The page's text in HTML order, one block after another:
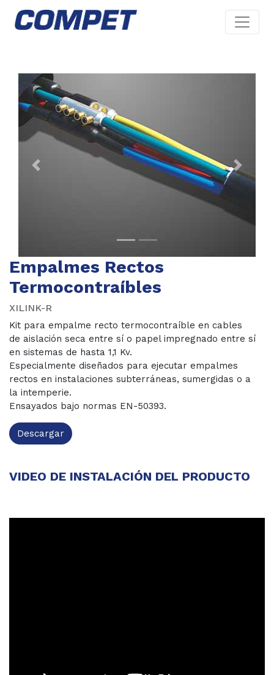
Previous Next
Empalmes Rectos
Termocontraíbles
XILINK-R
Kit para empalme recto termocontraíble en cables
de aislación seca entre sí o papel impregnado entre sí
en sistemas de hasta 1,1 Kv.
Especialmente diseñados para ejecutar empalmes
rectos en instalaciones subterráneas, sumergidas o a
la intemperie.
Ensayados bajo normas EN-50393.
Descargar
VIDEO DE INSTALACIÓN DEL PRODUCTO